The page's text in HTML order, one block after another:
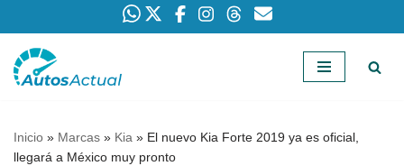
Saltar
Inicio » Marcas » Kia » El nuevo Kia Forte 2019 ya es oficial,
llegará a México muy pronto